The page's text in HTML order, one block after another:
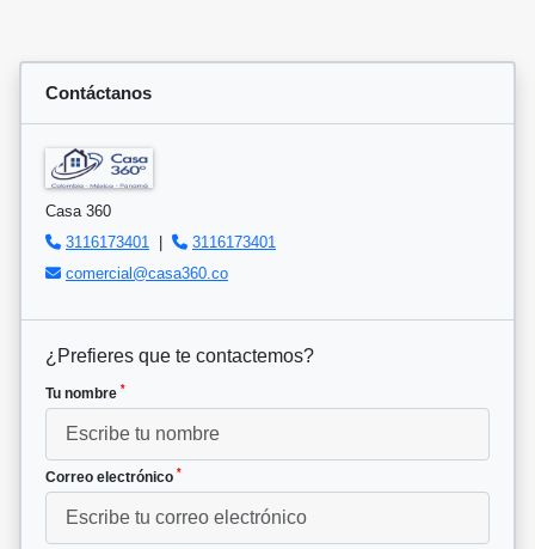
Contáctanos
Casa 360
3116173401
|
3116173401
comercial@casa360.co
¿Prefieres que te contactemos?
Tu nombre *
Correo electrónico *